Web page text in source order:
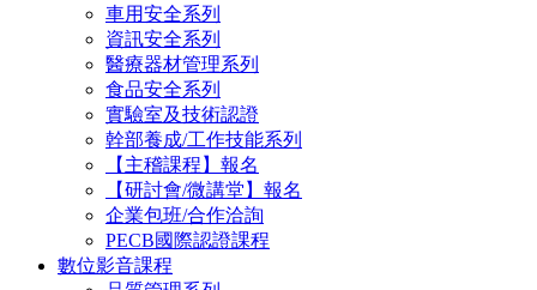
車用安全系列
資訊安全系列
醫療器材管理系列
食品安全系列
實驗室及技術認證
幹部養成/工作技能系列
【主稽課程】報名
【研討會/微講堂】報名
企業包班/合作洽詢
PECB國際認證課程
數位影音課程